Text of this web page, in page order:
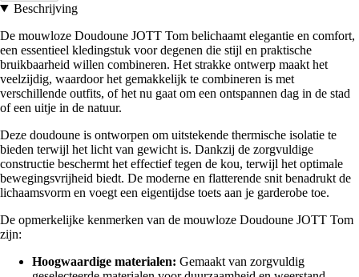
Beschrijving
De mouwloze Doudoune JOTT Tom belichaamt elegantie en comfort,
een essentieel kledingstuk voor degenen die stijl en praktische
bruikbaarheid willen combineren. Het strakke ontwerp maakt het
veelzijdig, waardoor het gemakkelijk te combineren is met
verschillende outfits, of het nu gaat om een ontspannen dag in de stad
of een uitje in de natuur.
Deze doudoune is ontworpen om uitstekende thermische isolatie te
bieden terwijl het licht van gewicht is. Dankzij de zorgvuldige
constructie beschermt het effectief tegen de kou, terwijl het optimale
bewegingsvrijheid biedt. De moderne en flatterende snit benadrukt de
lichaamsvorm en voegt een eigentijdse toets aan je garderobe toe.
De opmerkelijke kenmerken van de mouwloze Doudoune JOTT Tom
zijn:
Hoogwaardige materialen: Gemaakt van zorgvuldig